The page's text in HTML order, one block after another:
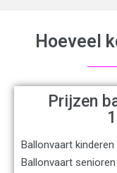
Hoeveel
Prijzen
Ballonvaart kinderen
Ballonvaart